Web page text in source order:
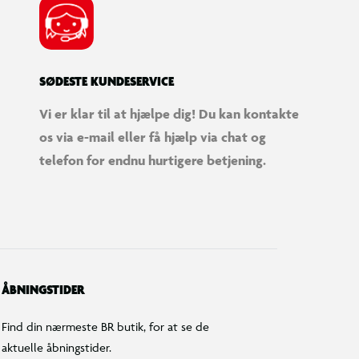
SØDESTE KUNDESERVICE
Vi er klar til at hjælpe dig! Du kan kontakte
os via e-mail eller få hjælp via chat og
telefon for endnu hurtigere betjening.
ÅBNINGSTIDER
Find din nærmeste BR butik, for at se de
aktuelle åbningstider.